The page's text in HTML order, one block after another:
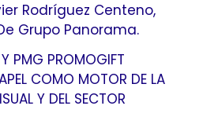
Rodríguez Centeno,
Grupo Panorama.
PMG PROMOGIFT
COMO MOTOR DE LA
Y DEL SECTOR